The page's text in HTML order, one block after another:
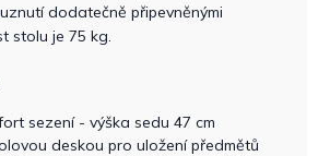
dodatečně připevněnými
stolu je 75 kg.
sezení - výška sedu 47 cm
deskou pro uložení předmětů